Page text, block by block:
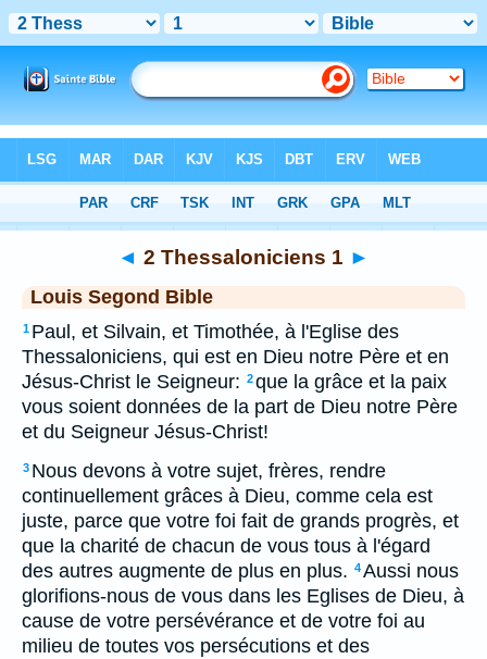
> 2 Thessaloniciens 1
◄ 2 Thessaloniciens 1 ►
Louis Segond Bible
1 Paul, et Silvain, et Timothée, à l'Eglise des
Thessaloniciens, qui est en Dieu notre Père et en
Jésus-Christ le Seigneur: 2que la grâce et la paix
vous soient données de la part de Dieu notre Père
et du Seigneur Jésus-Christ!
3 Nous devons à votre sujet, frères, rendre
continuellement grâces à Dieu, comme cela est
juste, parce que votre foi fait de grands progrès, et
que la charité de chacun de vous tous à l'égard
des autres augmente de plus en plus. 4Aussi nous
glorifions-nous de vous dans les Eglises de Dieu, à
cause de votre persévérance et de votre foi au
milieu de toutes vos persécutions et des